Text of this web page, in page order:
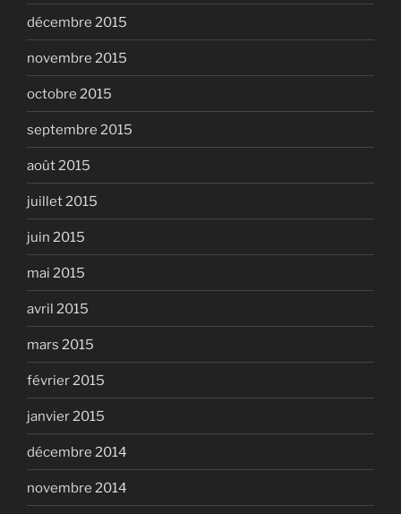
décembre 2015
novembre 2015
octobre 2015
septembre 2015
août 2015
juillet 2015
juin 2015
mai 2015
avril 2015
mars 2015
février 2015
janvier 2015
décembre 2014
novembre 2014